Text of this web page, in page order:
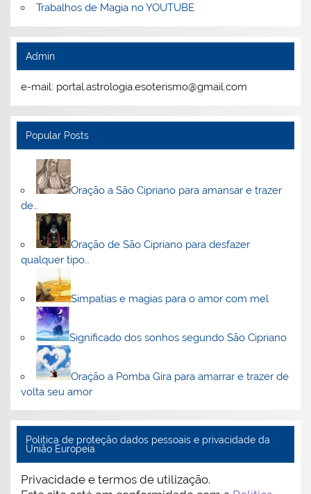
Trabalhos de Magia no YOUTUBE
Admin
e-mail: portal.astrologia.esoterismo@gmail.com
Popular Posts
Oração a São Cipriano para amansar e trazer
de…
Oração de São Cipriano para desfazer
qualquer tipo…
Simpatias e magias para o amor com mel
Significado dos sonhos segundo São Cipriano
Oração a Pomba Gira para amarrar e trazer de
volta seu amor
Politica de proteção dados pessoais e privacidade da
União Europeia
Privacidade e termos de utilização.